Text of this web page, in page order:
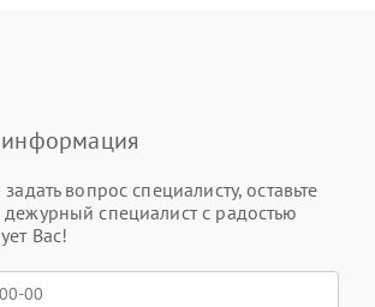
информация
вопрос специалисту, оставьте
специалист с радостью
Вас!